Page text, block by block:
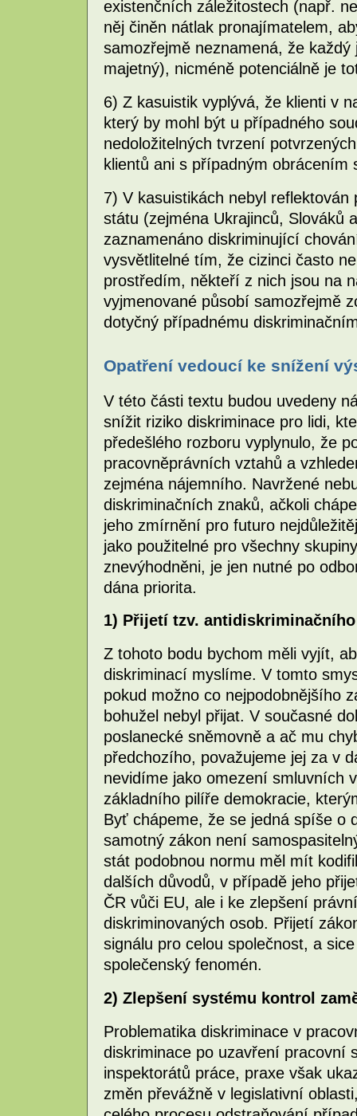
existenčních záležitostech (např.
něj činěn nátlak pronajímatelem,
samozřejmě neznamená, že
majetný), nicméně potenciálně je
6) Z kasuistik vyplývá, že klienti v
který by mohl být u případného
nedoložitelných tvrzení
klientů ani s případným obrácením
7) V kasuistikách nebyl
státu (zejména Ukrajinců, Slováků
zaznamenáno diskriminující
vysvětlitelné tím, že cizinci často
prostředím, někteří z nich jsou na
vyjmenované působí samozřejmě
dotyčný případnému
Opatření vedoucí ke snížení
V této části textu budou uvedeny
snížit riziko diskriminace pro lidi,
předešlého rozboru vyplynulo, že
pracovněprávních vztahů a
zejména nájemního. Navržené
diskriminačních znaků, ačkoli
jeho zmírnění pro futuro
jako použitelné pro všechny
znevýhodněni, je jen nutné po
dána priorita.
1) Přijetí tzv. antidiskriminačního
Z tohoto bodu bychom měli vyjít,
diskriminací myslíme. V tomto
pokud možno co nejpodobnějšího
bohužel nebyl přijat. V současné
poslanecké sněmovně a ač mu
předchozího, považujeme jej za v
nevidíme jako omezení smluvních
základního pilíře demokracie,
Byť chápeme, že se jedná spíše o
samotný zákon není
stát podobnou normu měl mít
dalších důvodů, v případě jeho
ČR vůči EU, ale i ke zlepšení
diskriminovaných osob. Přijetí
signálu pro celou společnost, a
společenský fenomén.
2) Zlepšení systému kontrol
Problematika diskriminace v
diskriminace po uzavření pracovní
inspektorátů práce, praxe však
změn převážně v legislativní